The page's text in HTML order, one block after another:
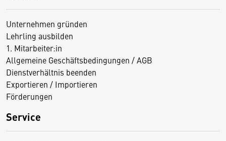
Unternehmen gründen
Lehrling ausbilden
1. Mitarbeiter:in
Allgemeine Geschäftsbedingungen / AGB
Dienstverhältnis beenden
Exportieren / Importieren
Förderungen
Service